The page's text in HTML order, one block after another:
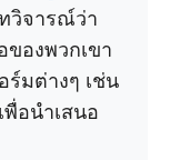
วิจารณ์ว่า
องพวกเขา
ร์มต่างๆ เช่น
อนำเสนอ